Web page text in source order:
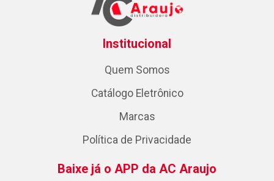
Institucional
Quem Somos
Catálogo Eletrônico
Marcas
Política de Privacidade
Baixe já o APP da AC Araujo